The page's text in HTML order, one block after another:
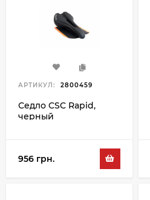
АРТИКУЛ: 2800459
Седло CSC Rapid,
черный
956 грн.